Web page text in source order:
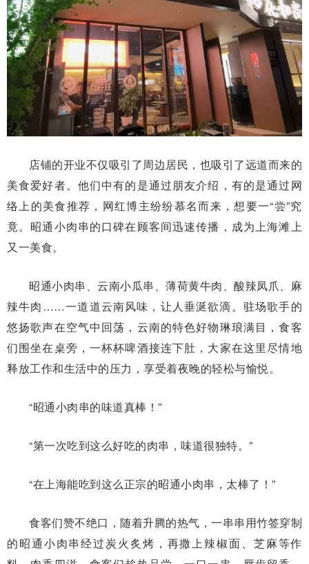
店铺的开业不仅吸引了周边居民，也吸引了远道而来的
美食爱好者。他们中有的是通过朋友介绍，有的是通过网
络上的美食推荐，网红博主纷纷慕名而来，想要一“尝”究
竟。昭通小肉串的口碑在顾客间迅速传播，成为上海滩上
又一美食。
昭通小肉串、云南小瓜串、薄荷黄牛肉、酸辣凤爪、麻
辣牛肉……一道道云南风味，让人垂涎欲滴。驻场歌手的
悠扬歌声在空气中回荡，云南的特色好物琳琅满目，食客
们围坐在桌旁，一杯杯啤酒接连下肚，大家在这里尽情地
释放工作和生活中的压力，享受着夜晚的轻松与愉悦。
“昭通小肉串的味道真棒！”
“第一次吃到这么好吃的肉串，味道很独特。”
“在上海能吃到这么正宗的昭通小肉串，太棒了！”
食客们赞不绝口，随着升腾的热气，一串串用竹签穿制
的昭通小肉串经过炭火炙烤，再撒上辣椒面、芝麻等作